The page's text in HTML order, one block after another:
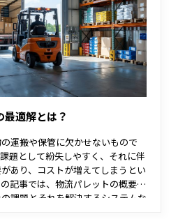
適解とは？
運搬や保管に欠かせないもので
題として紛失しやすく、それに伴
あり、コストが増えてしまうとい
記事では、物流パレットの概要や
課題とそれを解決するシステムな